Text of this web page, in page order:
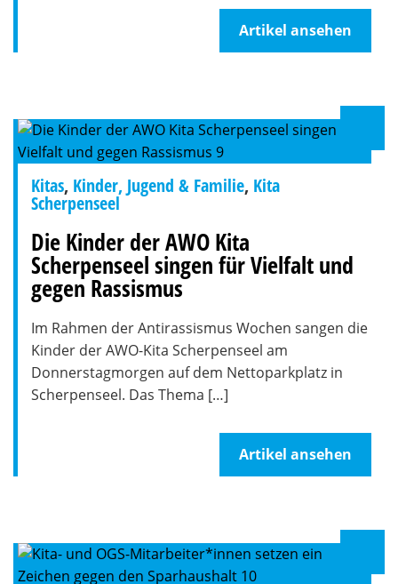
Artikel ansehen
Kitas, Kinder, Jugend & Familie, Kita
Scherpenseel
Die Kinder der AWO Kita
Scherpenseel singen für Vielfalt und
gegen Rassismus
Im Rahmen der Antirassismus Wochen sangen die
Kinder der AWO-Kita Scherpenseel am
Donnerstagmorgen auf dem Nettoparkplatz in
Scherpenseel. Das Thema […]
Artikel ansehen